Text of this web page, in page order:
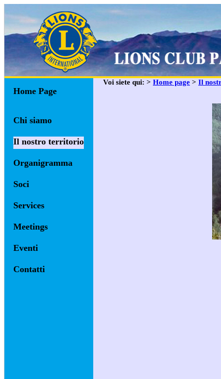
Home Page
Chi siamo
Il nostro territorio
Organigramma
Soci
Services
Meetings
Eventi
Contatti
Voi siete qui: > Home page > Il